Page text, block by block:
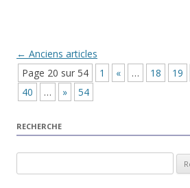
Navigation Article
← Anciens articles
Page 20 sur 54
1 « … 18 19
40
… » 54
RECHERCHE